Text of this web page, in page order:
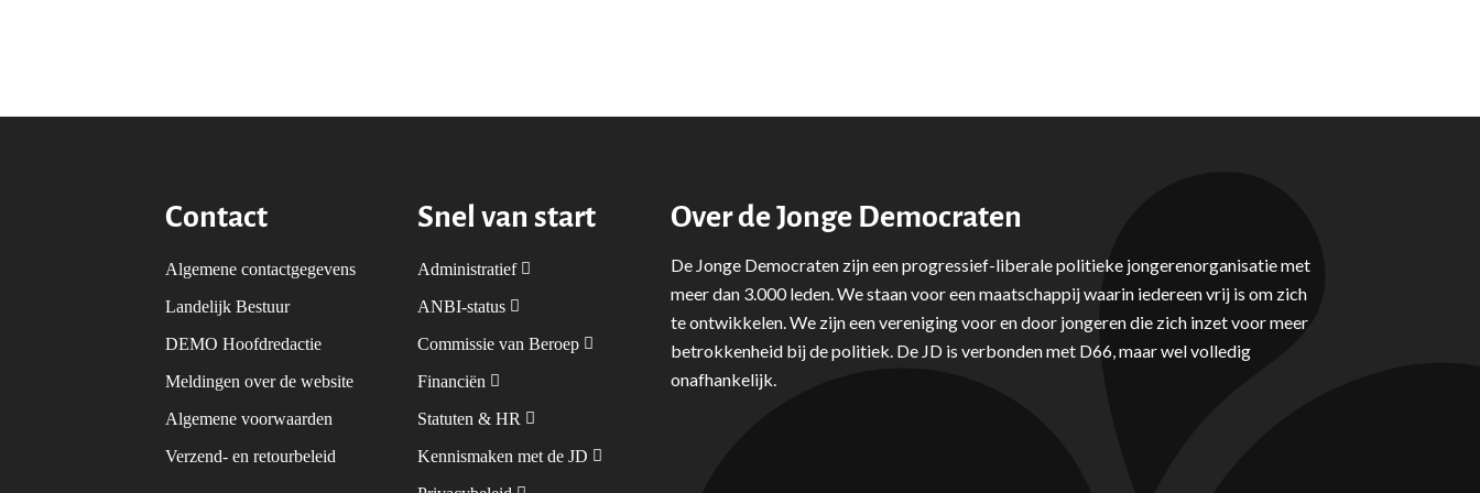
Contact
Algemene contactgegevens
Landelijk Bestuur
DEMO Hoofdredactie
Meldingen over de website
Algemene voorwaarden
Verzend- en retourbeleid
Snel van start
Administratief
ANBI-status
Commissie van Beroep
Financiën
Statuten & HR
Kennismaken met de JD
Over de Jonge Democraten
De Jonge Democraten zijn een progressief-liberale politieke jongerenorganisatie met
meer dan 3.000 leden. We staan voor een maatschappij waarin iedereen vrij is om zich
te ontwikkelen. We zijn een vereniging voor en door jongeren die zich inzet voor meer
betrokkenheid bij de politiek. De JD is verbonden met D66, maar wel volledig
onafhankelijk.